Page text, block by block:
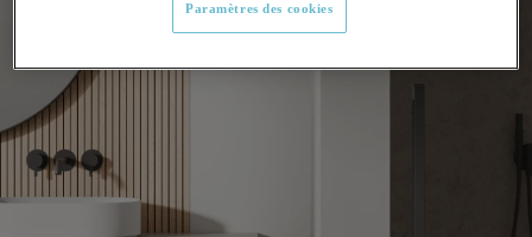
Paramètres des cookies